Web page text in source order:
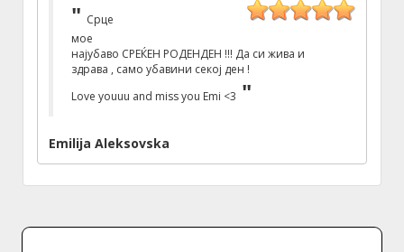
Срце
мое
најубаво СРЕЌЕН РОДЕНДЕН !!! Да си жива и
здрава , само убавини секој ден !
Love youuu and miss you Emi <3
Emilija Aleksovska